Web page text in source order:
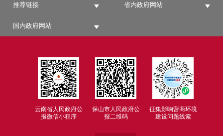
推荐链接 省内政府网站
国内政府网站
云南省人民政府公
报微信小程序
保山市人民政府公
报二维码
征集影响营商环境
建设问题线索